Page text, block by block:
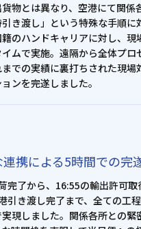
物とは異なり、空港にて関係
引き渡し」という特殊な手順に
のハンドキャリアに対し、現
ムで実施。遠隔から全体プロ
での実績に裏打ちされた現場
ンを完遂しました。
携による5時間での完
完了から、16:55の輸出許可取
引き渡し完了まで、全ての工
現しました。関係各所との緊